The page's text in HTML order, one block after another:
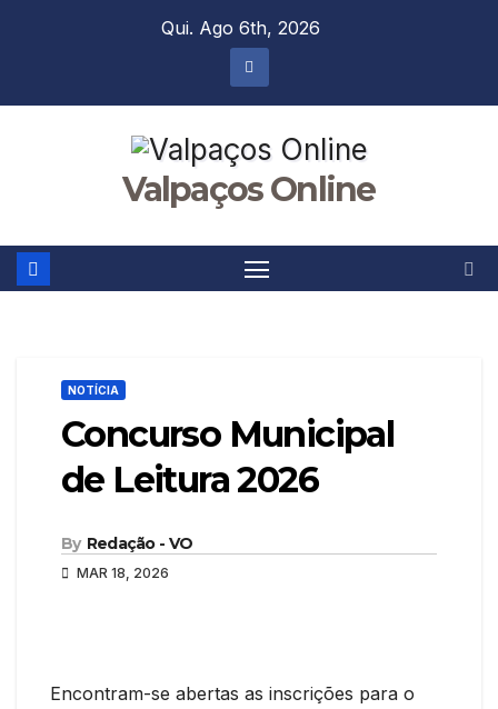
Qui. Ago 6th, 2026
Valpaços Online
NOTÍCIA
Concurso Municipal
de Leitura 2026
By Redação - VO
MAR 18, 2026
Encontram-se abertas as inscrições para o